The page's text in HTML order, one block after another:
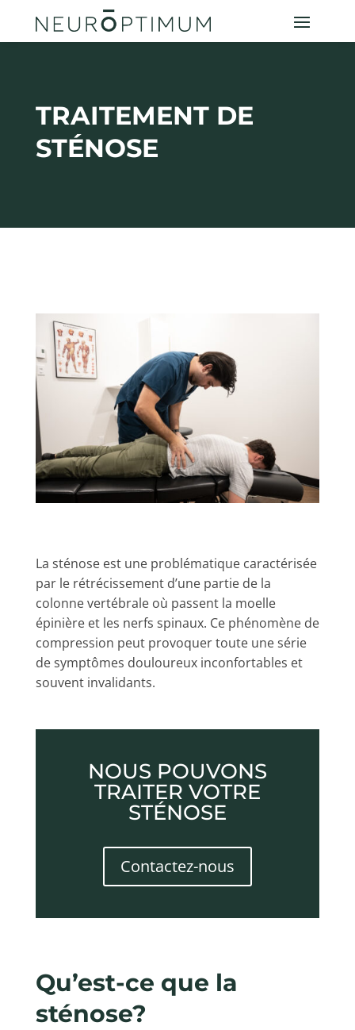
TRAITEMENT DE
STÉNOSE
La sténose est une problématique caractérisée
par le rétrécissement d’une partie de la
colonne vertébrale où passent la moelle
épinière et les nerfs spinaux. Ce phénomène de
compression peut provoquer toute une série
de symptômes douloureux inconfortables et
souvent invalidants.
NOUS POUVONS
TRAITER VOTRE
STÉNOSE
Contactez-nous
Qu’est-ce que la
sténose?